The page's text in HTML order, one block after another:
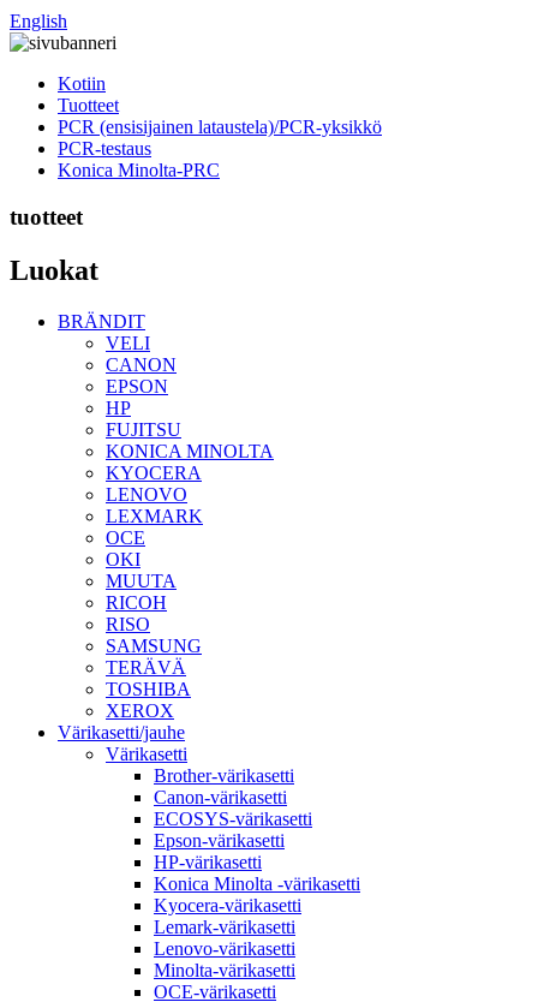
English
Kotiin
Tuotteet
PCR (ensisijainen lataustela)/PCR-yksikkö
PCR-testaus
Konica Minolta-PRC
tuotteet
Luokat
BRÄNDIT
VELI
CANON
EPSON
HP
FUJITSU
KONICA MINOLTA
KYOCERA
LENOVO
LEXMARK
OCE
OKI
MUUTA
RICOH
RISO
SAMSUNG
TERÄVÄ
TOSHIBA
XEROX
Värikasetti/jauhe
Värikasetti
Brother-värikasetti
Canon-värikasetti
ECOSYS-värikasetti
Epson-värikasetti
HP-värikasetti
Konica Minolta -värikasetti
Kyocera-värikasetti
Lemark-värikasetti
Lenovo-värikasetti
Minolta-värikasetti
OCE-värikasetti